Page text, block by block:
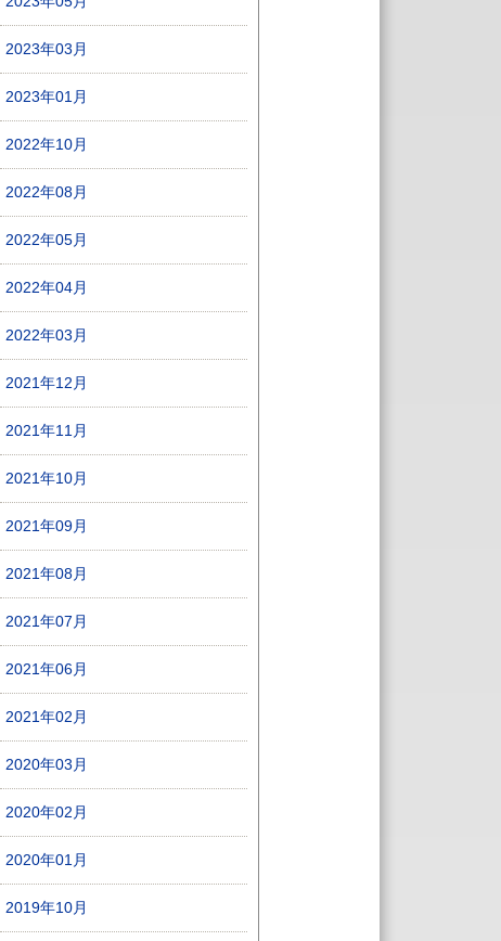
2023年03月
2023年01月
2022年10月
2022年08月
2022年05月
2022年04月
2022年03月
2021年12月
2021年11月
2021年10月
2021年09月
2021年08月
2021年07月
2021年06月
2021年02月
2020年03月
2020年02月
2020年01月
2019年10月